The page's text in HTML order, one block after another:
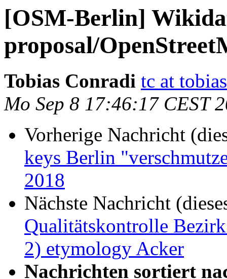
[OSM-Berlin]
proposal/
Tobias Conradi tc at
Mo Sep 8 17:46:17 CEST
Vorherige Nachricht
keys Berlin
2018
Nächste Nachricht
Qualitätskontrolle
2) etymology Acker
Nachrichten sortiert